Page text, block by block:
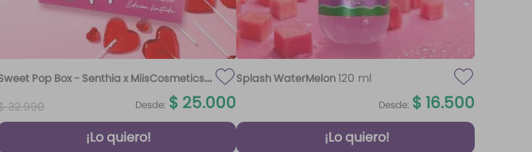
Pop Box - Senthia x MiisCosmetics
32.990 Desde: $ 25.000
¡Lo quiero!
Splash WaterMelon120 ml
Desde: $16.500
¡Lo quiero!